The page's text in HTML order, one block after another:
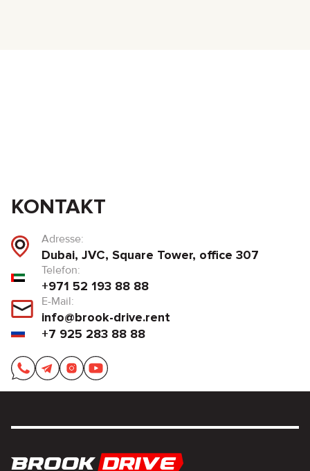
KONTAKT
Adresse:
Dubai, JVC, Square Tower, office 307
Telefon:
+971 52 193 88 88
E-Mail:
info@brook-drive.rent
+7 925 283 88 88